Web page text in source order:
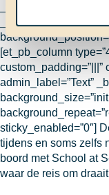
[et_pb_column
custom_padding=”|||”
admin_label=”Text”
sticky_enabled=”0″]
tijdens en soms zelfs
boord met School at
waar de reis om